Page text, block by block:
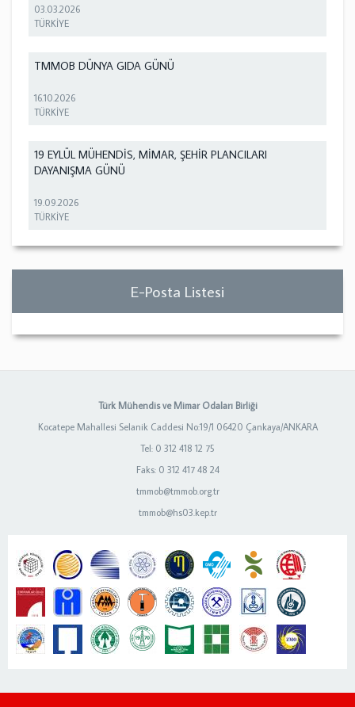
03.03.2026
TÜRKİYE
TMMOB DÜNYA GIDA GÜNÜ
16.10.2026
TÜRKİYE
19 EYLÜL MÜHENDİS, MİMAR, ŞEHİR PLANCILARI
DAYANIŞMA GÜNÜ
19.09.2026
TÜRKİYE
E-Posta Listesi
Türk Mühendis ve Mimar Odaları Birliği
Kocatepe Mahallesi Selanik Caddesi No:19/1 06420 Çankaya/ANKARA
Tel: 0 312 418 12 75
Faks: 0 312 417 48 24
tmmob@tmmob.org.tr
tmmob@hs03.kep.tr